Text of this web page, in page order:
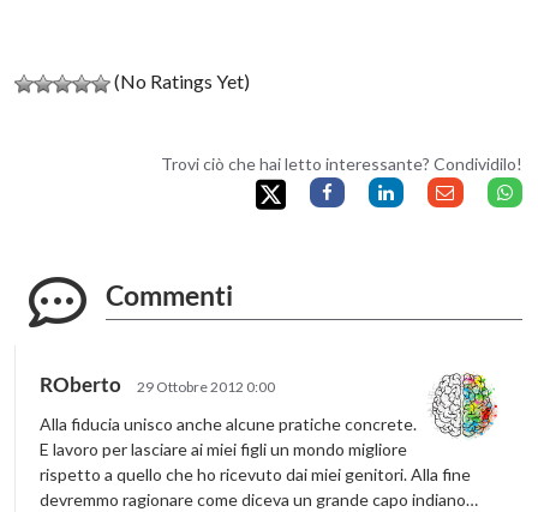
(No Ratings Yet)
Trovi ciò che hai letto interessante? Condividilo!
Commenti
ROberto 29 Ottobre 2012 0:00
Alla fiducia unisco anche alcune pratiche concrete.
E lavoro per lasciare ai miei figli un mondo migliore
rispetto a quello che ho ricevuto dai miei genitori. Alla fine
devremmo ragionare come diceva un grande capo indiano…